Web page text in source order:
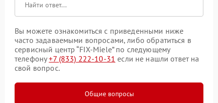
Вы можете ознакомиться с приведенными ниже
часто задаваемыми вопросами, либо обратиться в
сервисный центр “FIX-Miele” по следующему
телефону+7 (833) 222-10-31 если не нашли ответ на
свой вопрос.
Общие вопросы